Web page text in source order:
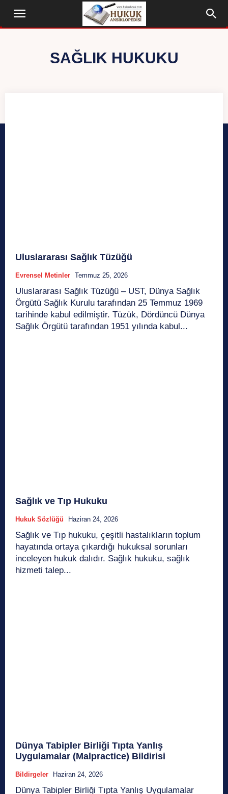
SAĞLIK HUKUKU
Uluslararası Sağlık Tüzüğü
Evrensel Metinler Temmuz 25, 2026
Uluslararası Sağlık Tüzüğü – UST, Dünya Sağlık
Örgütü Sağlık Kurulu tarafından 25 Temmuz 1969
tarihinde kabul edilmiştir. Tüzük, Dördüncü Dünya
Sağlık Örgütü tarafından 1951 yılında kabul...
Sağlık ve Tıp Hukuku
Hukuk Sözlüğü Haziran 24, 2026
Sağlık ve Tıp hukuku, çeşitli hastalıkların toplum
hayatında ortaya çıkardığı hukuksal sorunları
inceleyen hukuk dalıdır. Sağlık hukuku, sağlık
hizmeti talep...
Dünya Tabipler Birliği Tıpta Yanlış
Uygulamalar (Malpractice) Bildirisi
Bildirgeler Haziran 24, 2026
Dünya Tabipler Birliği Tıpta Yanlış Uygulamalar